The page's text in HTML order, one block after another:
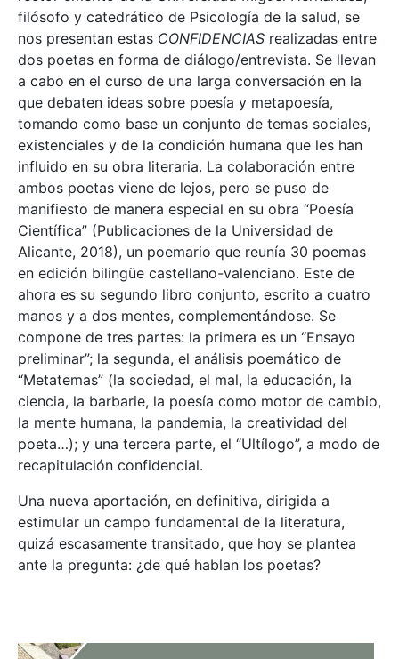
filósofo y catedrático de Psicología de la salud, se
nos presentan estas CONFIDENCIAS realizadas entre
dos poetas en forma de diálogo/entrevista. Se llevan
a cabo en el curso de una larga conversación en la
que debaten ideas sobre poesía y metapoesía,
tomando como base un conjunto de temas sociales,
existenciales y de la condición humana que les han
influido en su obra literaria. La colaboración entre
ambos poetas viene de lejos, pero se puso de
manifiesto de manera especial en su obra “Poesía
Científica” (Publicaciones de la Universidad de
Alicante, 2018), un poemario que reunía 30 poemas
en edición bilingüe castellano-valenciano. Este de
ahora es su segundo libro conjunto, escrito a cuatro
manos y a dos mentes, complementándose. Se
compone de tres partes: la primera es un “Ensayo
preliminar”; la segunda, el análisis poemático de
“Metatemas” (la sociedad, el mal, la educación, la
ciencia, la barbarie, la poesía como motor de cambio,
la mente humana, la pandemia, la creatividad del
poeta…); y una tercera parte, el “Ultílogo”, a modo de
recapitulación confidencial.
Una nueva aportación, en definitiva, dirigida a
estimular un campo fundamental de la literatura,
quizá escasamente transitado, que hoy se plantea
ante la pregunta: ¿de qué hablan los poetas?